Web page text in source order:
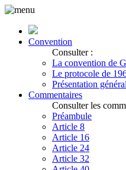
Convention
Consulter :
La convention de
Le protocole de
Présentation
Commentaires
Consulter les
Préambule
Article 8
Article 16
Article 24
Article 32